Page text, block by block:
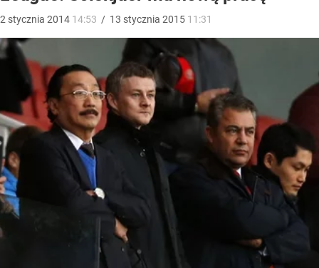
2 stycznia 2014 14:53 / 13 stycznia 2015 11:31